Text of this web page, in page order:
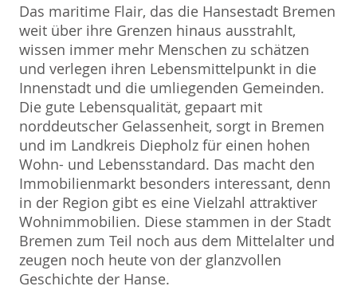
Das maritime Flair, das die Hansestadt Bremen
weit über ihre Grenzen hinaus ausstrahlt,
wissen immer mehr Menschen zu schätzen
und verlegen ihren Lebensmittelpunkt in die
Innenstadt und die umliegenden Gemeinden.
Die gute Lebensqualität, gepaart mit
norddeutscher Gelassenheit, sorgt in Bremen
und im Landkreis Diepholz für einen hohen
Wohn- und Lebensstandard. Das macht den
Immobilienmarkt besonders interessant, denn
in der Region gibt es eine Vielzahl attraktiver
Wohnimmobilien. Diese stammen in der Stadt
Bremen zum Teil noch aus dem Mittelalter und
zeugen noch heute von der glanzvollen
Geschichte der Hanse.